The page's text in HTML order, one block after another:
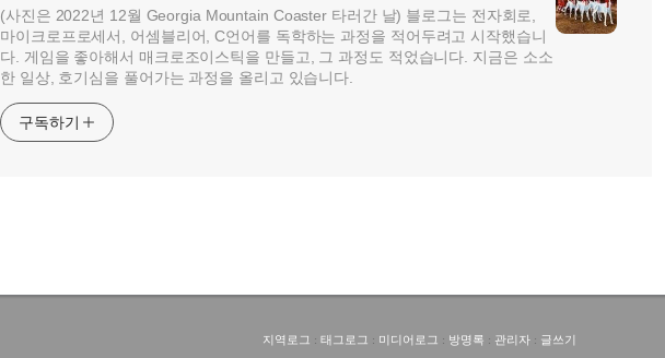
(사진은 2022년 12월 Georgia Mountain Coaster 타러간 날) 블로그는 전자회로,
마이크로프로세서, 어셈블리어, C언어를 독학하는 과정을 적어두려고 시작했습니
다. 게임을 좋아해서 매크로조이스틱을 만들고, 그 과정도 적었습니다. 지금은 소소
한 일상, 호기심을 풀어가는 과정을 올리고 있습니다.
구독하기
지역로그 : 태그로그 : 미디어로그 : 방명록 : 관리자: 글쓰기